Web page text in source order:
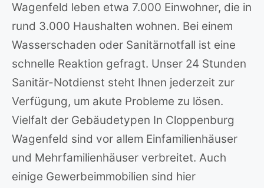
Wagenfeld leben etwa 7.000 Einwohner, die in
rund 3.000 Haushalten wohnen. Bei einem
Wasserschaden oder Sanitärnotfall ist eine
schnelle Reaktion gefragt. Unser 24 Stunden
Sanitär-Notdienst steht Ihnen jederzeit zur
Verfügung, um akute Probleme zu lösen.
Vielfalt der Gebäudetypen In Cloppenburg
Wagenfeld sind vor allem Einfamilienhäuser
und Mehrfamilienhäuser verbreitet. Auch
einige Gewerbeimmobilien sind hier